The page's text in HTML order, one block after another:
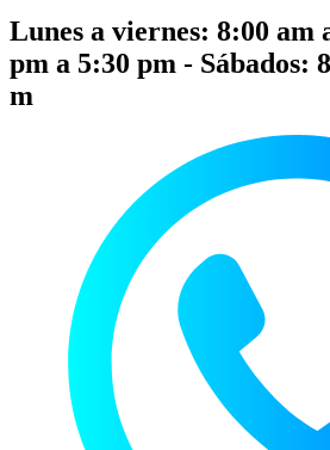
Lunes a viernes: 8:00 am
pm a 5:30 pm - Sábados:
m